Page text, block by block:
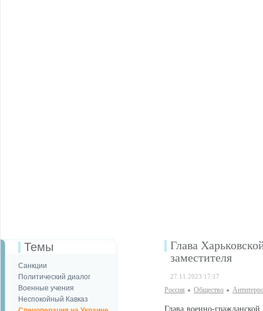
Темы
Санкции
Политический диалог
Военные учения
Неспокойный Кавказ
Глава
заместителя
27.11.2023 17:17
Россия Общество
Глава военно-